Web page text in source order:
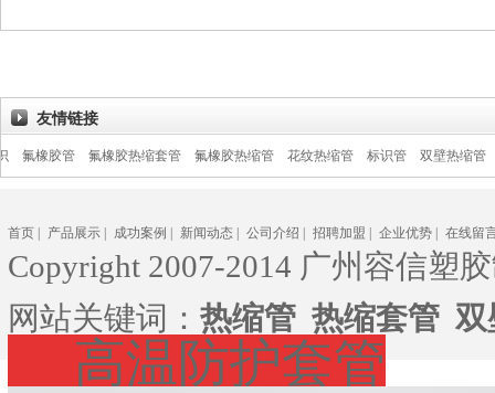
友情链接
管 氟橡胶热缩套管 氟橡胶热缩管 花纹热缩管 标识管 双壁热缩管 PVDF
首页 | 产品展示 | 成功案例 | 新闻动态 | 公司介绍 | 招聘加盟 | 企业优势 | 在线留
Copyright 2007-2014 广州容信塑
网站关键词： 热缩管 热缩套管 双
高温防护套管